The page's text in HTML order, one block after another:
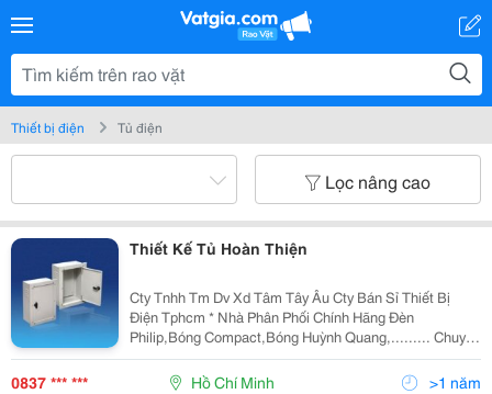
Thiết bị điện Tủ điện
Lọc nâng cao
Thiết Kế Tủ Hoàn Thiện
Cty Tnhh Tm Dv Xd Tâm Tây Âu Cty Bán Sỉ Thiết Bị
Điện Tphcm * Nhà Phân Phối Chính Hãng Đèn
Philip,Bóng Compact,Bóng Huỳnh Quang,......... Chuyên
Phân Phối Thiết Bị Điện Cho Công Trình Và Cửa Hàng
Các Tỉnh. - Tổng Đại Lý Thiết Bị Điện,Đèn
0837 *** *** Hồ Chí Minh >1 năm